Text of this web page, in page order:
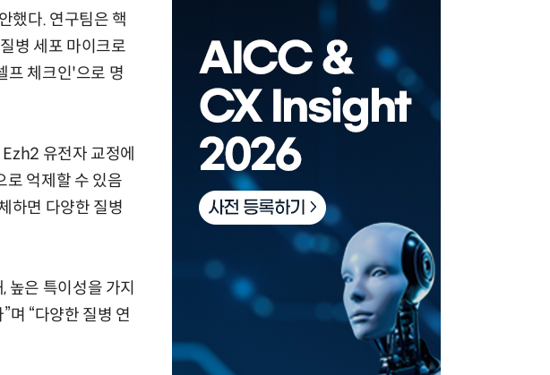
했다. 연구팀은 핵
병 세포 마이크로
프 체크인'으로 명
유전자 교정에
로 억제할 수 있음
하면 다양한 질병
높은 특이성을 가지
며 “다양한 질병 연